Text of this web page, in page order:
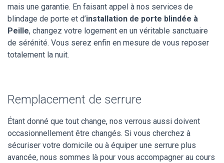
mais une garantie. En faisant appel à nos services de
blindage de porte et d’installation de porte blindée à
Peille, changez votre logement en un véritable sanctuaire
de sérénité. Vous serez enfin en mesure de vous reposer
totalement la nuit.
Remplacement de serrure
Étant donné que tout change, nos verrous aussi doivent
occasionnellement être changés. Si vous cherchez à
sécuriser votre domicile ou à équiper une serrure plus
avancée, nous sommes là pour vous accompagner au cours